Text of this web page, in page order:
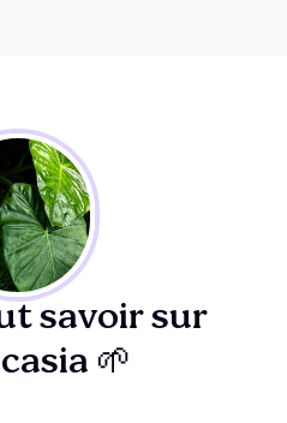
savoir sur
🌱